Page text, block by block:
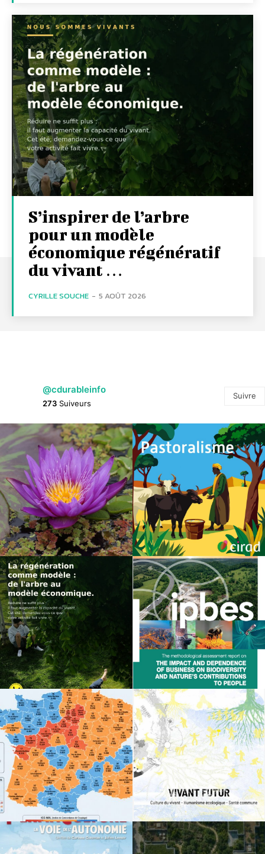
S’inspirer de l’arbre
pour un modèle
économique régénératif
du vivant …
CYRILLE SOUCHE - 5 AOÛT 2026
@cdurableinfo
273 Suiveurs
Suivre